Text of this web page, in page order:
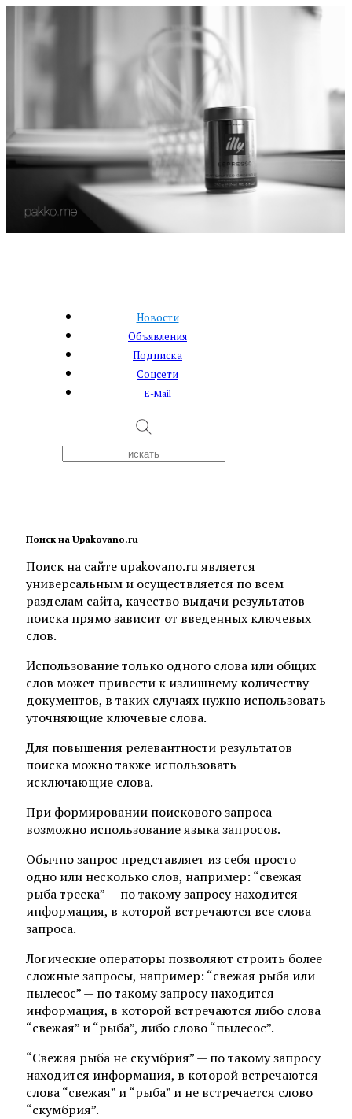
Новости
Объявления
Подписка
Соцсети
E-Mail
Поиск на Upakovano.ru
Поиск на сайте upakovano.ru является
универсальным и осуществляется по всем
разделам сайта, качество выдачи результатов
поиска прямо зависит от введенных ключевых
слов.
Использование только одного слова или общих
слов может привести к излишнему количеству
документов, в таких случаях нужно использовать
уточняющие ключевые слова.
Для повышения релевантности результатов
поиска можно также использовать
исключающие слова.
При формировании поискового запроса
возможно использование языка запросов.
Обычно запрос представляет из себя просто
одно или несколько слов, например: “свежая
рыба треска” — по такому запросу находится
информация, в которой встречаются все слова
запроса.
Логические операторы позволяют строить более
сложные запросы, например: “свежая рыба или
пылесос” — по такому запросу находится
информация, в которой встречаются либо слова
“свежая” и “рыба”, либо слово “пылесос”.
“Свежая рыба не скумбрия” — по такому запросу
находится информация, в которой встречаются
слова “свежая” и “рыба” и не встречается слово
“скумбрия”.